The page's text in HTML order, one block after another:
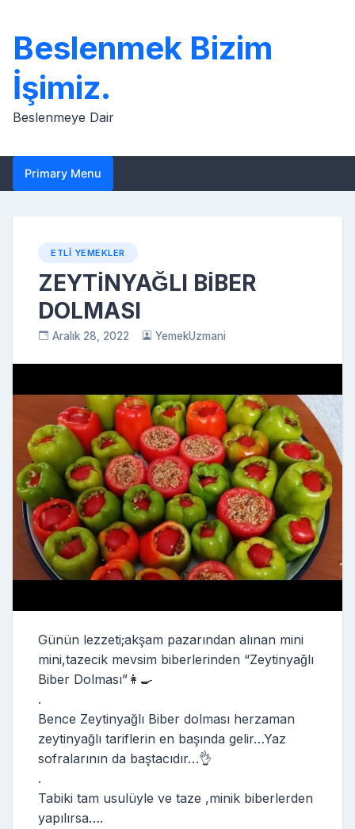
content
Beslenmek Bizim
İşimiz.
Beslenmeye Dair
Primary Menu
ETLI YEMEKLER
ZEYTİNYAĞLI BİBER
DOLMASI
Aralık 28, 2022 YemekUzmani
Günün lezzeti;akşam pazarından alınan mini
mini,tazecik mevsim biberlerinden “Zeytinyağlı
Biber Dolması”👩‍🍳
.
Bence Zeytinyağlı Biber dolması herzaman
zeytinyağlı tariflerin en başında gelir…Yaz
sofralarının da baştacıdır…👌
.
Tabiki tam usulüyle ve taze ,minik biberlerden
yapılırsa….